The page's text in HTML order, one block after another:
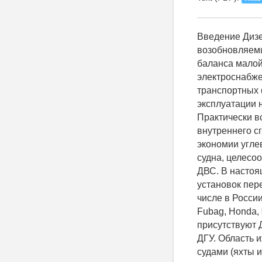
Введение Дизель-генераторные установки (ДГУ) наряду с мини-ТЭЦ и нетрадиционными возобновляемыми источниками электроэнергии составляют основу энергетического баланса малой энергетики России. Они являются основным средством электроснабжения удалённых районов нашей страны, а также автономных транспортных объектов, в том числе судов морского и речного флота. В России в эксплуатации находится около 50 тыс. ДГУ суммарной мощностью более 20 млн кВт. Практически все ДГУ работают с постоянной частотой вращения вала двигателя внутреннего сгорания (ДВС) независимо от величины мощности нагрузки. С целью экономии углеводородного топлива, то есть повышения автономного срока плавания судна, целесообразно при пониженных долевых нагрузках уменьшать частоту вращения ДВС. В настоящее время работы по исследованию и созданию дизель-генераторных установок переменной частоты вращения (ДГПЧВ) проводятся во многих странах, в том числе в России. Среди зарубежных фирм-изготовителей ДГПЧВ отметим следующие: Fubag, Honda, Hyundai, Kypor, ABB. На зарубежном и российском рынках уже присутствуют ДГПЧВ, которые по техническому исполнению являются инверторными ДГУ. Область их применения на флоте сегодня ограничена, в основном, маломерными судами (яхты и т. п.). Как правило, ДГПЧВ имеют две фиксированные частоты вращения: номинальную и пониженную, которая поддерживается при долевых нагрузках на генератор и обеспечивает энергоэффективный режим потребления топлива. Дизель-генераторные установки переменной частоты вращения бестрансформаторного типа Для дальнейшего